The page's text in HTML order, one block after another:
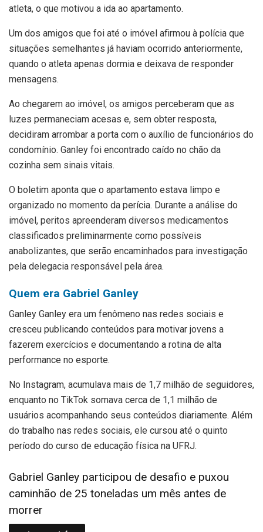
atleta, o que motivou a ida ao apartamento.
Um dos amigos que foi até o imóvel afirmou à polícia que
situações semelhantes já haviam ocorrido anteriormente,
quando o atleta apenas dormia e deixava de responder
mensagens.
Ao chegarem ao imóvel, os amigos perceberam que as
luzes permaneciam acesas e, sem obter resposta,
decidiram arrombar a porta com o auxílio de funcionários do
condomínio. Ganley foi encontrado caído no chão da
cozinha sem sinais vitais.
O boletim aponta que o apartamento estava limpo e
organizado no momento da perícia. Durante a análise do
imóvel, peritos apreenderam diversos medicamentos
classificados preliminarmente como possíveis
anabolizantes, que serão encaminhados para investigação
pela delegacia responsável pela área.
Quem era Gabriel Ganley
Ganley Ganley era um fenômeno nas redes sociais e
cresceu publicando conteúdos para motivar jovens a
fazerem exercícios e documentando a rotina de alta
performance no esporte.
No Instagram, acumulava mais de 1,7 milhão de seguidores,
enquanto no TikTok somava cerca de 1,1 milhão de
usuários acompanhando seus conteúdos diariamente. Além
do trabalho nas redes sociais, ele cursou até o quinto
período do curso de educação física na UFRJ.
Gabriel Ganley participou de desafio e puxou
caminhão de 25 toneladas um mês antes de
morrer